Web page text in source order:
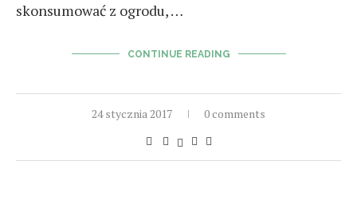
skonsumować z ogrodu, …
CONTINUE READING
24 stycznia 2017 0 comments